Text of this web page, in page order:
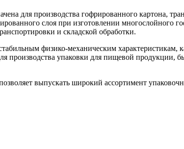
для производства гофрированного картона,
слоя при изготовлении многослойного
и складской обработки.
физико-механическим
производства упаковки для пищевой продукции,
выпускать широкий ассортимент